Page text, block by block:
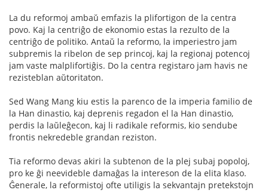
La du reformoj ambaŭ emfazis la plifortigon de la centra
povo. Kaj la centriĝo de ekonomio estas la rezulto de la
centriĝo de politiko. Antaŭ la reformo, la imperiestro jam
subpremis la ribelon de sep princoj, kaj la regionaj potencoj
jam vaste malplifortiĝis. Do la centra registaro jam havis ne
rezisteblan aŭtoritaton.
Sed Wang Mang kiu estis la parenco de la imperia familio de
la Han dinastio, kaj deprenis regadon el la Han dinastio,
perdis la laŭleĝecon, kaj li radikale reformis, kio sendube
frontis nekredeble grandan reziston.
Tia reformo devas akiri la subtenon de la plej subaj popoloj,
pro ke ĝi neevideble damaĝas la intereson de la elita klaso.
Ĝenerale, la reformistoj ofte utiligis la sekvantajn pretekstojn